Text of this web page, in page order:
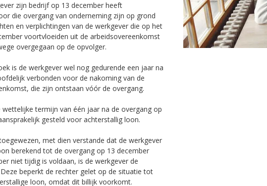
zijn bedrijf op 13 december heeft
die overgang van onderneming zijn op grond
en verplichtingen van de werkgever die op het
voortvloeiden uit de arbeidsovereenkomst
overgegaan op de opvolger.
is de werkgever wel nog gedurende een jaar na
verbonden voor de nakoming van de
die zijn ontstaan vóór de overgang.
termijn van één jaar na de overgang op
gesteld voor achterstallig loon.
met dien verstande dat de werkgever
berekend tot de overgang op 13 december
niet tijdig is voldaan, is de werkgever de
beperkt de rechter gelet op de situatie tot
loon, omdat dit billijk voorkomt.